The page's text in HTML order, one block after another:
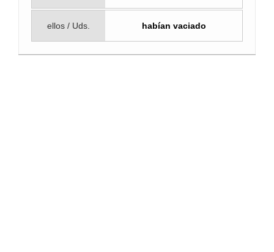
ellos / Uds. habían vaciado